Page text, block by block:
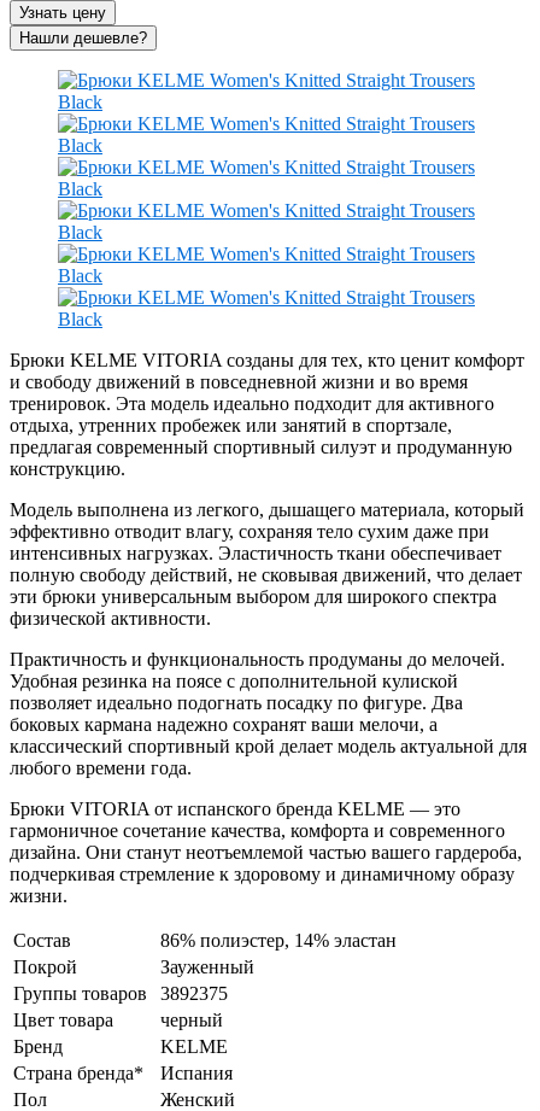
Узнать цену
Брюки KELME VITORIA созданы для тех, кто ценит комфорт
и свободу движений в повседневной жизни и во время
тренировок. Эта модель идеально подходит для активного
отдыха, утренних пробежек или занятий в спортзале,
предлагая современный спортивный силуэт и продуманную
конструкцию.
Модель выполнена из легкого, дышащего материала, который
эффективно отводит влагу, сохраняя тело сухим даже при
интенсивных нагрузках. Эластичность ткани обеспечивает
полную свободу действий, не сковывая движений, что делает
эти брюки универсальным выбором для широкого спектра
физической активности.
Практичность и функциональность продуманы до мелочей.
Удобная резинка на поясе с дополнительной кулиской
позволяет идеально подогнать посадку по фигуре. Два
боковых кармана надежно сохранят ваши мелочи, а
классический спортивный крой делает модель актуальной для
любого времени года.
Брюки VITORIA от испанского бренда KELME — это
гармоничное сочетание качества, комфорта и современного
дизайна. Они станут неотъемлемой частью вашего гардероба,
подчеркивая стремление к здоровому и динамичному образу
жизни.
Состав
86% полиэстер, 14% эластан
Покрой
Зауженный
Группы товаров
3892375
Цвет товара
черный
Бренд
KELME
Страна бренда*
Испания
Пол
Женский